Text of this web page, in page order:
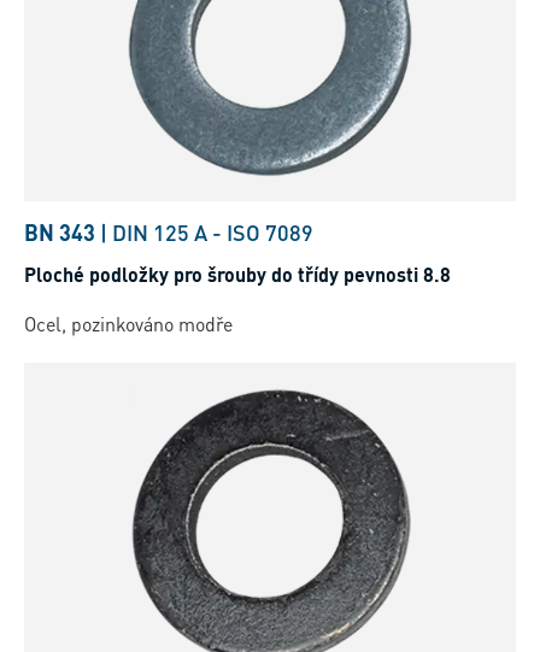
BN 343 | DIN 125 A - ISO 7089
Ploché podložky pro šrouby do třídy pevnosti 8.8
Ocel, pozinkováno modře